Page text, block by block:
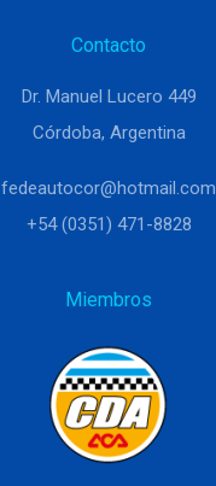
Contacto
Dr. Manuel Lucero 449
Córdoba, Argentina
fedeautocor@hotmail.com
+54 (0351) 471-8828
Miembros